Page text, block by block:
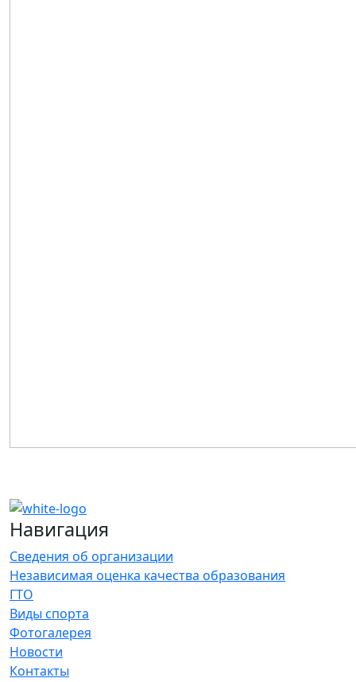
Навигация
Сведения об организации
Независимая оценка качества образования
ГТО
Виды спорта
Фотогалерея
Новости
Контакты